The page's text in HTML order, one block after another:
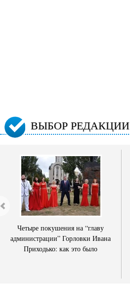
ВЫБОР РЕДАКЦИИ
Четыре покушения на “главу
администрации” Горловки Ивана
Приходько: как это было